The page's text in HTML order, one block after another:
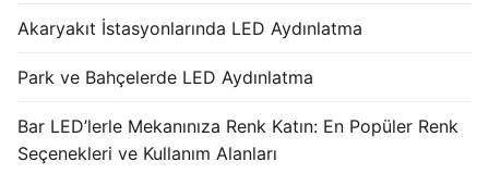
Akaryakıt İstasyonlarında LED Aydınlatma
Park ve Bahçelerde LED Aydınlatma
Bar LED’lerle Mekanınıza Renk Katın: En Popüler Renk
Seçenekleri ve Kullanım Alanları